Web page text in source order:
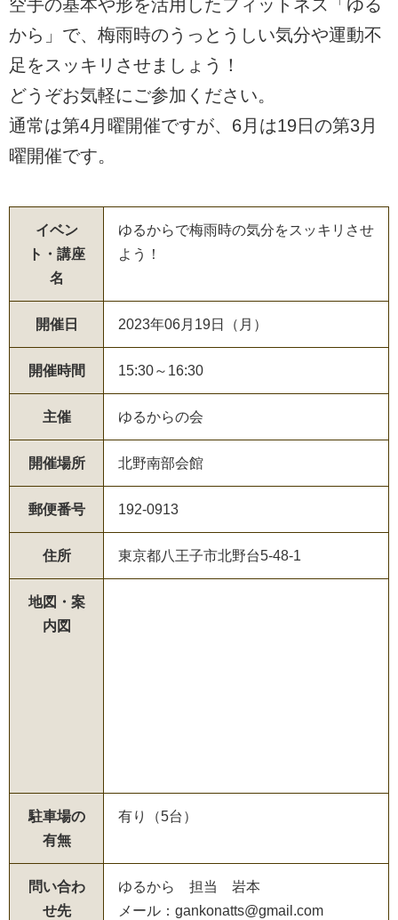
空手の基本や形を活用したフィットネス「ゆる
から」で、梅雨時のうっとうしい気分や運動不
足をスッキリさせましょう！
どうぞお気軽にご参加ください。
通常は第4月曜開催ですが、6月は19日の第3月
曜開催です。
イベン
ト・講座
名
ゆるからで梅雨時の気分をスッキリさせ
よう！
開催日 2023年06月19日（月）
開催時間 15:30～16:30
主催 ゆるからの会
開催場所 北野南部会館
郵便番号 192-0913
住所 東京都八王子市北野台5-48-1
地図・案
内図
駐車場の
有無
有り（5台）
問い合わ
せ先
ゆるから 担当 岩本
メール：gankonatts@gmail.com